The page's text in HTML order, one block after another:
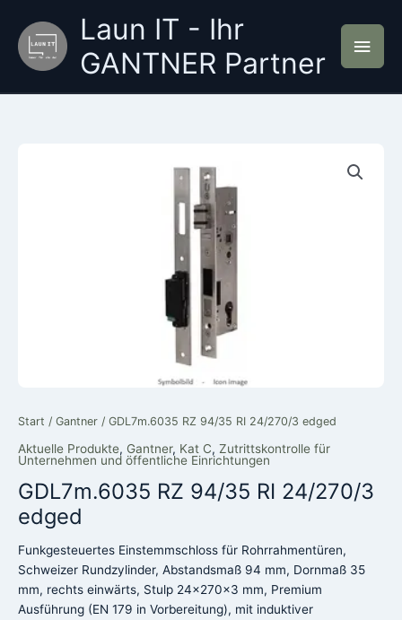
Inhalt
springen
Laun IT - Ihr
GANTNER Partner
Start / Gantner / GDL7m.6035 RZ 94/35 RI 24/270/3 edged
Aktuelle Produkte, Gantner, Kat C, Zutrittskontrolle für
Unternehmen und öffentliche Einrichtungen
GDL7m.6035 RZ 94/35 RI 24/270/3
edged
Funkgesteuertes Einstemmschloss für Rohrrahmentüren,
Schweizer Rundzylinder, Abstandsmaß 94 mm, Dornmaß 35
mm, rechts einwärts, Stulp 24x270x3 mm, Premium
Ausführung (EN 179 in Vorbereitung), mit induktiver